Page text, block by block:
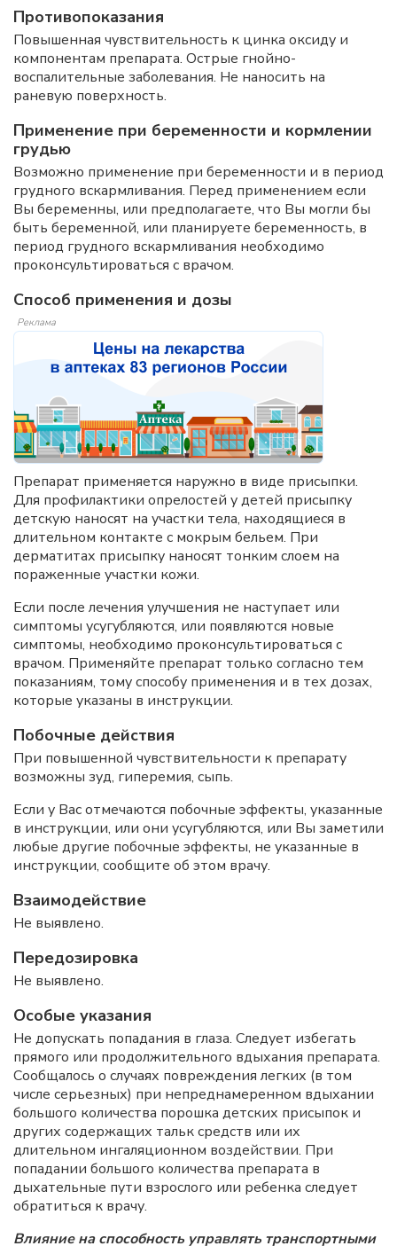
Противопоказания
Повышенная чувствительность к цинка оксиду и
компонентам препарата. Острые гнойно-
воспалительные заболевания. Не наносить на
раневую поверхность.
Применение при беременности и кормлении
грудью
Возможно применение при беременности и в период
грудного вскармливания. Перед применением если
Вы беременны, или предполагаете, что Вы могли бы
быть беременной, или планируете беременность, в
период грудного вскармливания необходимо
проконсультироваться с врачом.
Способ применения и дозы
Реклама
Препарат применяется наружно в виде присыпки.
Для профилактики опрелостей у детей присыпку
детскую наносят на участки тела, находящиеся в
длительном контакте с мокрым бельем. При
дерматитах присыпку наносят тонким слоем на
пораженные участки кожи.
Если после лечения улучшения не наступает или
симптомы усугубляются, или появляются новые
симптомы, необходимо проконсультироваться с
врачом. Применяйте препарат только согласно тем
показаниям, тому способу применения и в тех дозах,
которые указаны в инструкции.
Побочные действия
При повышенной чувствительности к препарату
возможны зуд, гиперемия, сыпь.
Если у Вас отмечаются побочные эффекты, указанные
в инструкции, или они усугубляются, или Вы заметили
любые другие побочные эффекты, не указанные в
инструкции, сообщите об этом врачу.
Взаимодействие
Не выявлено.
Передозировка
Не выявлено.
Особые указания
Не допускать попадания в глаза. Следует избегать
прямого или продолжительного вдыхания препарата.
Сообщалось о случаях повреждения легких (в том
числе серьезных) при непреднамеренном вдыхании
большого количества порошка детских присыпок и
других содержащих тальк средств или их
длительном ингаляционном воздействии. При
попадании большого количества препарата в
дыхательные пути взрослого или ребенка следует
обратиться к врачу.
Влияние на способность управлять транспортными